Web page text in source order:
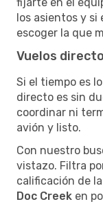
los asientos y si
escoger la que
Vuelos
Si el tiempo es
directo es sin
coordinar ni
avión y listo.
Con nuestro
vistazo. Filtra
calificación de
Doc Creek en